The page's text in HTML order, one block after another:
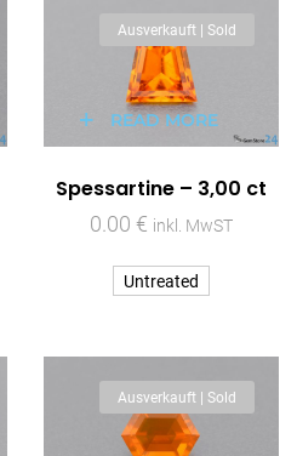
Ausverkauft | Sold
READ MORE
Spessartine – 3,00 ct
0.00 € inkl. MwST
Untreated
Ausverkauft | Sold